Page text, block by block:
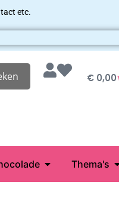
etc.
€ 0,00
Thema's